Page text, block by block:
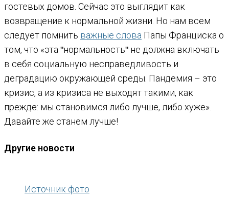
гостевых домов. Сейчас это выглядит как
возвращение к нормальной жизни. Но нам всем
следует помнить важные слова Папы Франциска о
том, что «эта ʺнормальностьʺ не должна включать
в себя социальную несправедливость и
деградацию окружающей среды. Пандемия – это
кризис, а из кризиса не выходят такими, как
прежде: мы становимся либо лучше, либо хуже».
Давайте же станем лучше!
Другие новости
Источник фото